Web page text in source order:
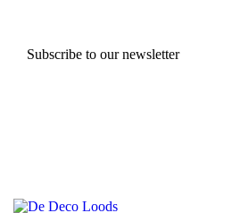
Subscribe to our newsletter